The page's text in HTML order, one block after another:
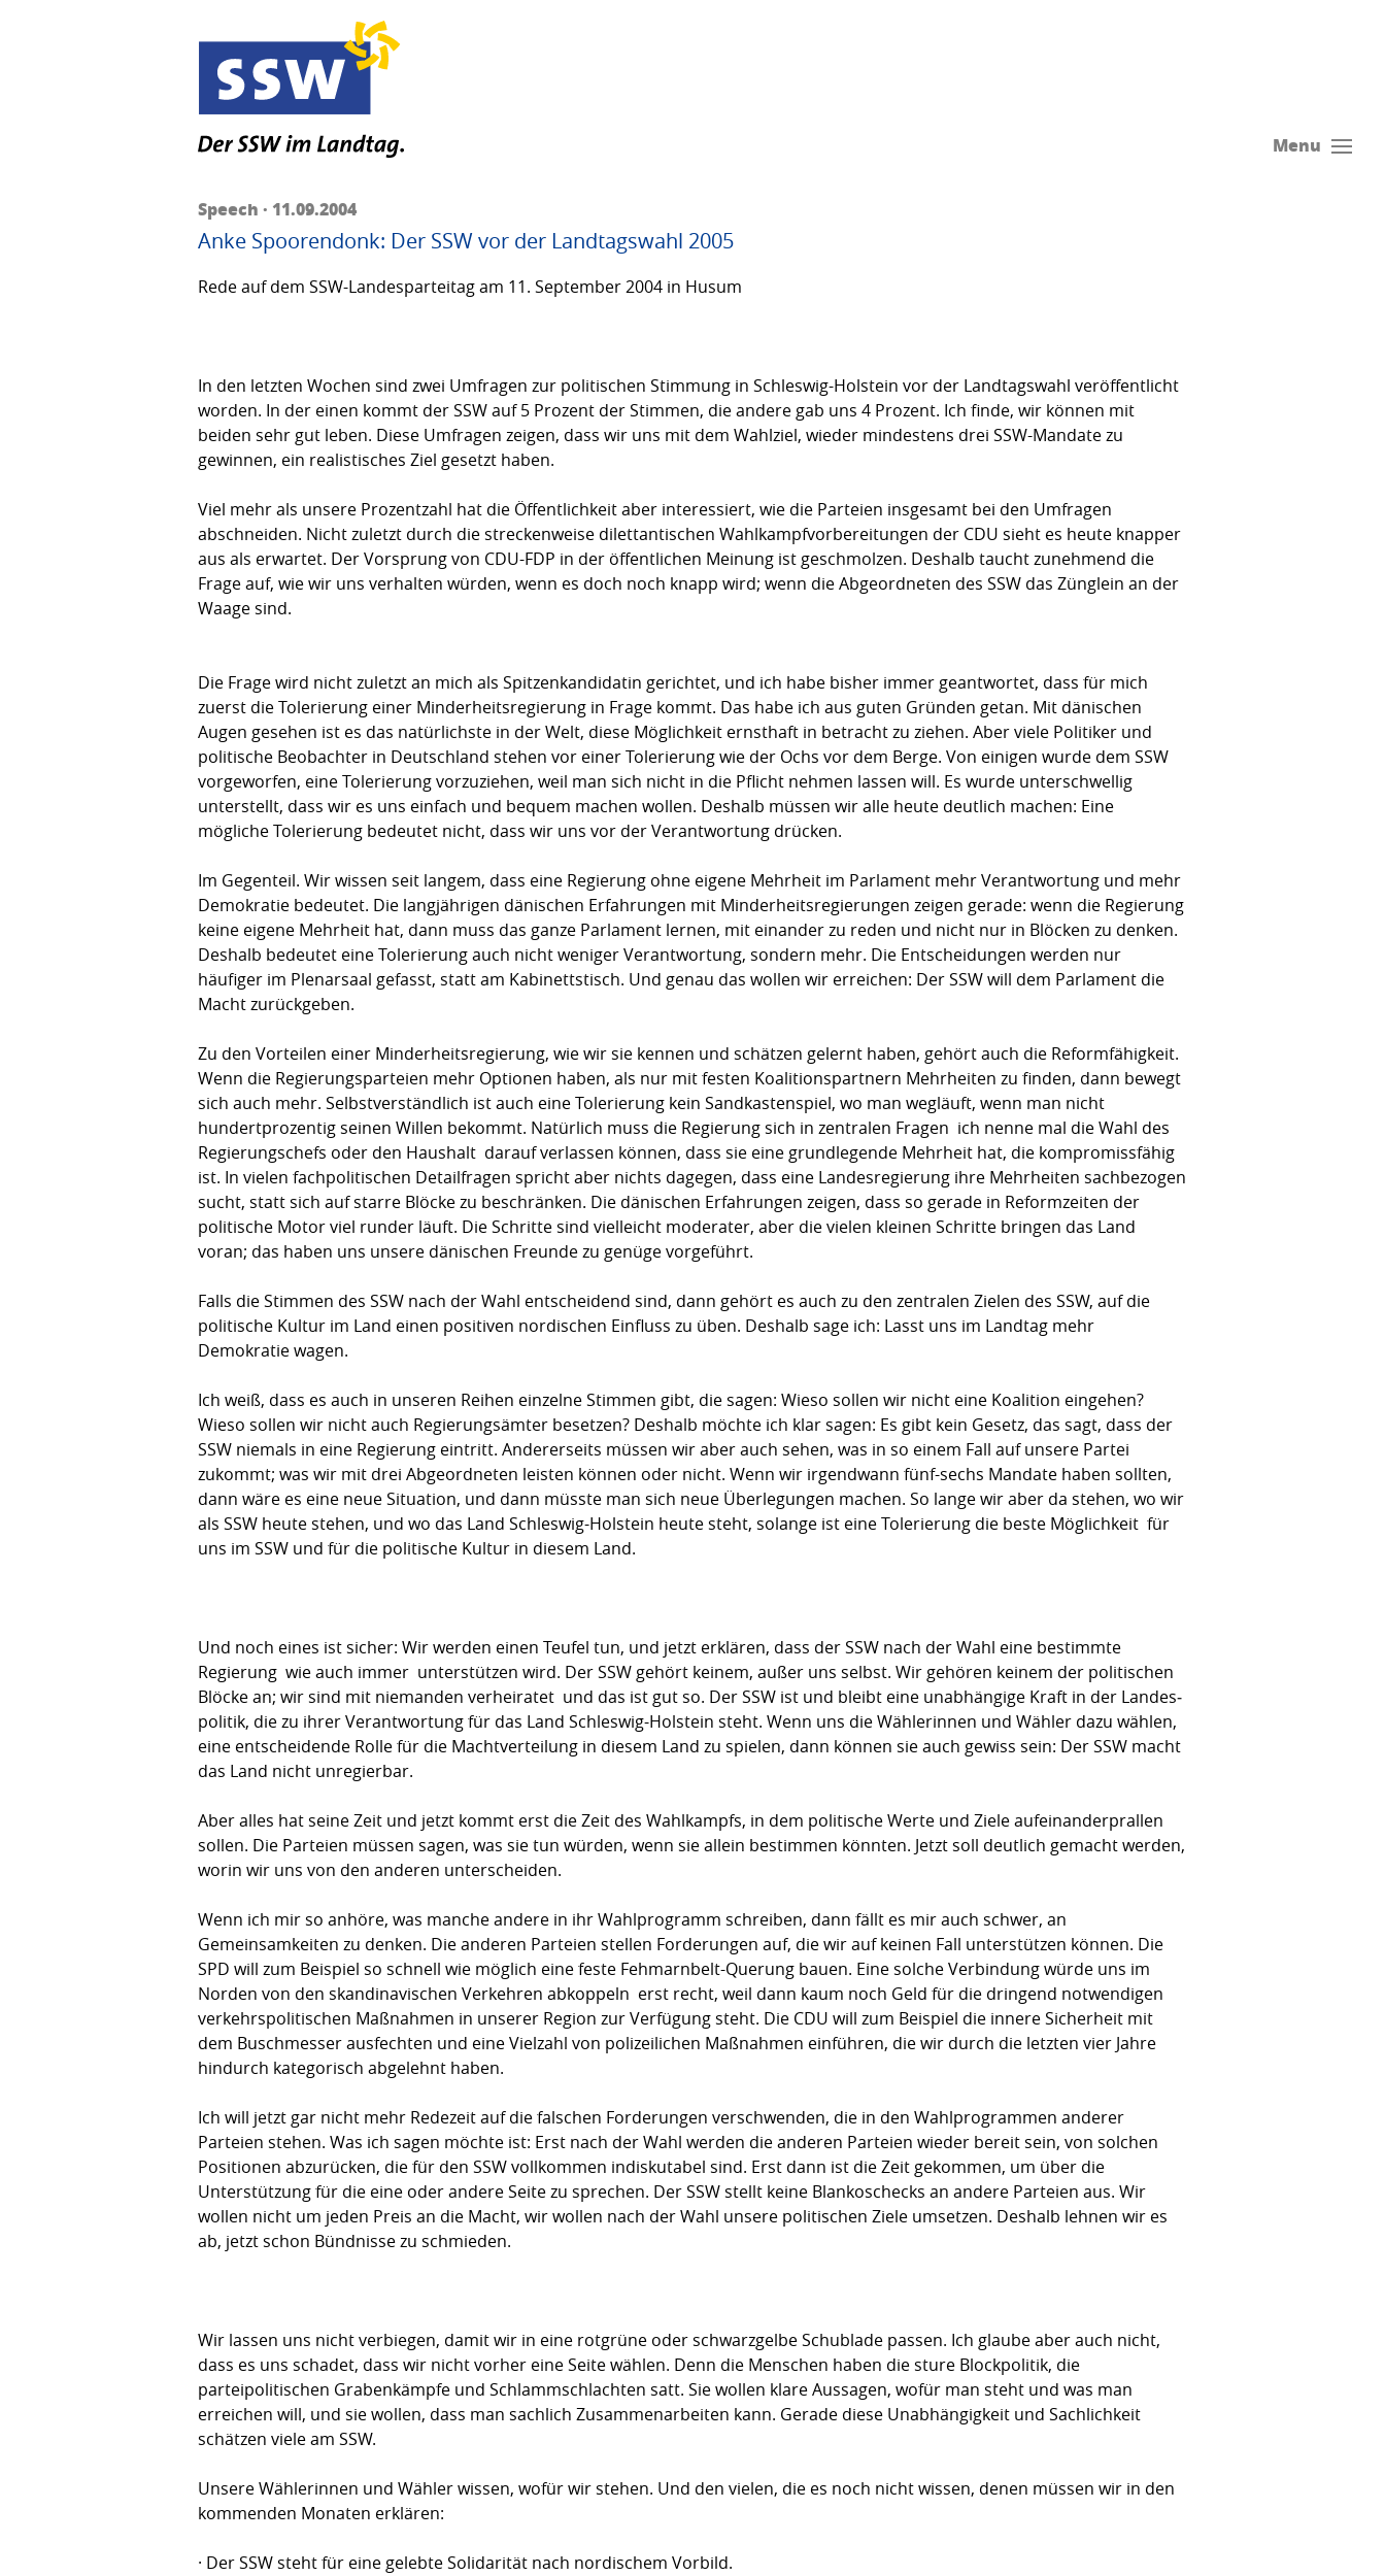
Menu
Speech · 11.09.2004
Anke Spoorendonk: Der SSW vor der Landtagswahl 2005
Rede auf dem SSW-Landesparteitag am 11. September 2004 in Husum
In den letzten Wochen sind zwei Umfragen zur politischen Stimmung in Schleswig-Holstein vor der Landtagswahl veröffentlicht
worden. In der einen kommt der SSW auf 5 Prozent der Stimmen, die andere gab uns 4 Prozent. Ich finde, wir können mit
beiden sehr gut leben. Diese Umfragen zeigen, dass wir uns mit dem Wahlziel, wieder mindestens drei SSW-Mandate zu
gewinnen, ein realistisches Ziel gesetzt haben.
Viel mehr als unsere Prozentzahl hat die Öffentlichkeit aber interessiert, wie die Parteien insgesamt bei den Umfragen
abschneiden. Nicht zuletzt durch die streckenweise dilettantischen Wahlkampfvorbereitungen der CDU sieht es heute knapper
aus als erwartet. Der Vorsprung von CDU-FDP in der öffentlichen Meinung ist geschmolzen. Deshalb taucht zunehmend die
Frage auf, wie wir uns verhalten würden, wenn es doch noch knapp wird; wenn die Abgeordneten des SSW das Zünglein an der
Waage sind.
Die Frage wird nicht zuletzt an mich als Spitzenkandidatin gerichtet, und ich habe bisher immer geantwortet, dass für mich
zuerst die Tolerierung einer Minderheitsregierung in Frage kommt. Das habe ich aus guten Gründen getan. Mit dänischen
Augen gesehen ist es das natürlichste in der Welt, diese Möglichkeit ernsthaft in betracht zu ziehen. Aber viele Politiker und
politische Beobachter in Deutschland stehen vor einer Tolerierung wie der Ochs vor dem Berge. Von einigen wurde dem SSW
vorgeworfen, eine Tolerierung vorzuziehen, weil man sich nicht in die Pflicht nehmen lassen will. Es wurde unterschwellig
unterstellt, dass wir es uns einfach und bequem machen wollen. Deshalb müssen wir alle heute deutlich machen: Eine
mögliche Tolerierung bedeutet nicht, dass wir uns vor der Verantwortung drücken.
Im Gegenteil. Wir wissen seit langem, dass eine Regierung ohne eigene Mehrheit im Parlament mehr Verantwortung und mehr
Demokratie bedeutet. Die langjährigen dänischen Erfahrungen mit Minderheitsregierungen zeigen gerade: wenn die Regierung
keine eigene Mehrheit hat, dann muss das ganze Parlament lernen, mit einander zu reden und nicht nur in Blöcken zu denken.
Deshalb bedeutet eine Tolerierung auch nicht weniger Verantwortung, sondern mehr. Die Entscheidungen werden nur
häufiger im Plenarsaal gefasst, statt am Kabinettstisch. Und genau das wollen wir erreichen: Der SSW will dem Parlament die
Macht zurückgeben.
Zu den Vorteilen einer Minderheitsregierung, wie wir sie kennen und schätzen gelernt haben, gehört auch die Reformfähigkeit.
Wenn die Regierungsparteien mehr Optionen haben, als nur mit festen Koalitionspartnern Mehrheiten zu finden, dann bewegt
sich auch mehr. Selbstverständlich ist auch eine Tolerierung kein Sandkastenspiel, wo man wegläuft, wenn man nicht
hundertprozentig seinen Willen bekommt. Natürlich muss die Regierung sich in zentralen Fragen  ich nenne mal die Wahl des
Regierungschefs oder den Haushalt  darauf verlassen können, dass sie eine grundlegende Mehrheit hat, die kompromissfähig
ist. In vielen fachpolitischen Detailfragen spricht aber nichts dagegen, dass eine Landesregierung ihre Mehrheiten sachbezogen
sucht, statt sich auf starre Blöcke zu beschränken. Die dänischen Erfahrungen zeigen, dass so gerade in Reformzeiten der
politische Motor viel runder läuft. Die Schritte sind vielleicht moderater, aber die vielen kleinen Schritte bringen das Land
voran; das haben uns unsere dänischen Freunde zu genüge vorgeführt.
Falls die Stimmen des SSW nach der Wahl entscheidend sind, dann gehört es auch zu den zentralen Zielen des SSW, auf die
politische Kultur im Land einen positiven nordischen Einfluss zu üben. Deshalb sage ich: Lasst uns im Landtag mehr
Demokratie wagen.
Ich weiß, dass es auch in unseren Reihen einzelne Stimmen gibt, die sagen: Wieso sollen wir nicht eine Koalition eingehen?
Wieso sollen wir nicht auch Regierungsämter besetzen? Deshalb möchte ich klar sagen: Es gibt kein Gesetz, das sagt, dass der
SSW niemals in eine Regierung eintritt. Andererseits müssen wir aber auch sehen, was in so einem Fall auf unsere Partei
zukommt; was wir mit drei Abgeordneten leisten können oder nicht. Wenn wir irgendwann fünf-sechs Mandate haben sollten,
dann wäre es eine neue Situation, und dann müsste man sich neue Überlegungen machen. So lange wir aber da stehen, wo wir
als SSW heute stehen, und wo das Land Schleswig-Holstein heute steht, solange ist eine Tolerierung die beste Möglichkeit  für
uns im SSW und für die politische Kultur in diesem Land.
Und noch eines ist sicher: Wir werden einen Teufel tun, und jetzt erklären, dass der SSW nach der Wahl eine bestimmte
Regierung  wie auch immer  unterstützen wird. Der SSW gehört keinem, außer uns selbst. Wir gehören keinem der politischen
Blöcke an; wir sind mit niemanden verheiratet  und das ist gut so. Der SSW ist und bleibt eine unabhängige Kraft in der Landes­
politik, die zu ihrer Verantwortung für das Land Schleswig-Holstein steht. Wenn uns die Wählerinnen und Wähler dazu wählen,
eine entscheidende Rolle für die Machtverteilung in diesem Land zu spielen, dann können sie auch gewiss sein: Der SSW macht
das Land nicht unregierbar.
Aber alles hat seine Zeit und jetzt kommt erst die Zeit des Wahlkampfs, in dem politische Werte und Ziele aufeinanderprallen
sollen. Die Parteien müssen sagen, was sie tun würden, wenn sie allein bestimmen könnten. Jetzt soll deutlich gemacht werden,
worin wir uns von den anderen unterscheiden.
Wenn ich mir so anhöre, was manche andere in ihr Wahlprogramm schreiben, dann fällt es mir auch schwer, an
Gemeinsamkeiten zu denken. Die anderen Parteien stellen Forderungen auf, die wir auf keinen Fall unterstützen können. Die
SPD will zum Beispiel so schnell wie möglich eine feste Fehmarnbelt-Querung bauen. Eine solche Verbindung würde uns im
Norden von den skandinavischen Verkehren abkoppeln  erst recht, weil dann kaum noch Geld für die dringend notwendigen
verkehrspolitischen Maßnahmen in unserer Region zur Verfügung steht. Die CDU will zum Beispiel die innere Sicherheit mit
dem Buschmesser ausfechten und eine Vielzahl von polizeilichen Maßnahmen einführen, die wir durch die letzten vier Jahre
hindurch kategorisch abgelehnt haben.
Ich will jetzt gar nicht mehr Redezeit auf die falschen Forderungen verschwenden, die in den Wahlprogrammen anderer
Parteien stehen. Was ich sagen möchte ist: Erst nach der Wahl werden die anderen Parteien wieder bereit sein, von solchen
Positionen abzurücken, die für den SSW vollkommen indiskutabel sind. Erst dann ist die Zeit gekommen, um über die
Unterstützung für die eine oder andere Seite zu sprechen. Der SSW stellt keine Blankoschecks an andere Parteien aus. Wir
wollen nicht um jeden Preis an die Macht, wir wollen nach der Wahl unsere politischen Ziele umsetzen. Deshalb lehnen wir es
ab, jetzt schon Bündnisse zu schmieden.
Wir lassen uns nicht verbiegen, damit wir in eine rotgrüne oder schwarzgelbe Schublade passen. Ich glaube aber auch nicht,
dass es uns schadet, dass wir nicht vorher eine Seite wählen. Denn die Menschen haben die sture Blockpolitik, die
parteipolitischen Grabenkämpfe und Schlammschlachten satt. Sie wollen klare Aussagen, wofür man steht und was man
erreichen will, und sie wollen, dass man sachlich Zusammenarbeiten kann. Gerade diese Unabhängigkeit und Sachlichkeit
schätzen viele am SSW.
Unsere Wählerinnen und Wähler wissen, wofür wir stehen. Und den vielen, die es noch nicht wissen, denen müssen wir in den
kommenden Monaten erklären:
· Der SSW steht für eine gelebte Solidarität nach nordischem Vorbild.